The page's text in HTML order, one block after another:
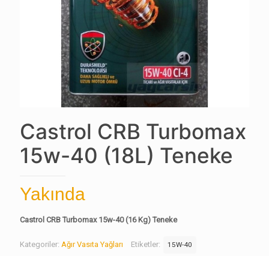
Castrol CRB Turbomax
15w-40 (18L) Teneke
Yakında
Castrol CRB Turbomax 15w-40 (16 Kg) Teneke
Kategoriler: Ağır Vasıta Yağları Etiketler: 15W-40